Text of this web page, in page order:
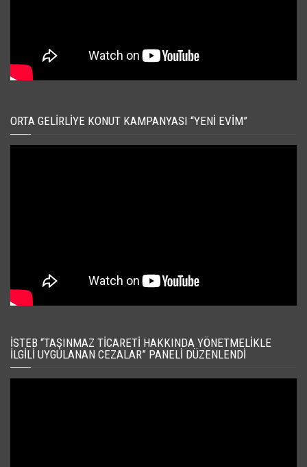
ORTA GELIRLIYE KONUT KAMPANYASI “YENI EVIM”
İSTEB “TAŞINMAZ TICARETI HAKKINDA YÖNETMELIKLE
İLGILI UYGULANAN CEZALAR” PANELI DÜZENLENDI